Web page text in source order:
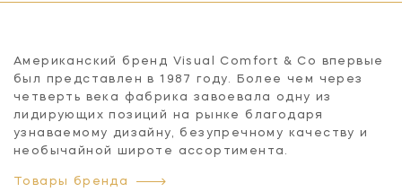
Американский бренд Visual Comfort & Co впервые
был представлен в 1987 году. Более чем через
четверть века фабрика завоевала одну из
лидирующих позиций на рынке благодаря
узнаваемому дизайну, безупречному качеству и
необычайной широте ассортимента.
Товары бренда